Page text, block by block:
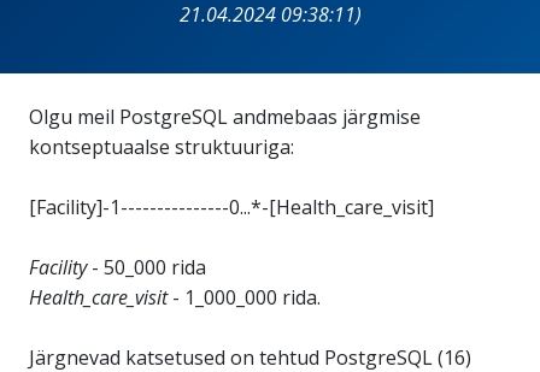
21.04.2024 09:38:11)
Olgu meil PostgreSQL andmebaas järgmise
kontseptuaalse struktuuriga:
[Facility]-1---------------0...*-[Health_care_visit]
Facility- 50_000 rida
Health_care_visit- 1_000_000 rida.
Järgnevad katsetused on tehtud PostgreSQL (16)